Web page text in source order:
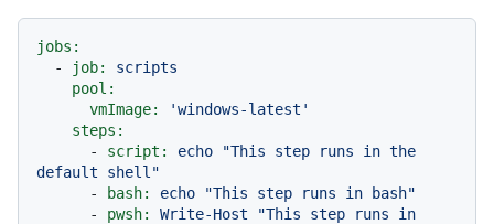
jobs:
-
job:
scripts
pool:
vmImage:
'windows-latest'
steps:
-
script: echo
"This step runs in the
default shell"
-
bash: echo
"This step runs in bash"
-
pwsh: Write-Host
"This step runs in